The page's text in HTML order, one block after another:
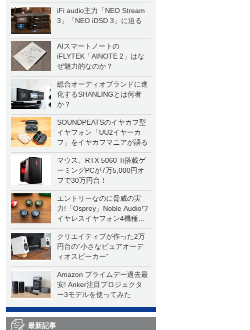
iFi audio主力「NEO Stream
3」「NEO iDSD 3」に迫る
AIスマートノートの
iFLYTEK「AINOTE 2」はな
ぜ魅力的なのか？
総合オーディオブランドに進
化するSHANLINGとは何者
か？
SOUNDPEATSのイヤカフ型
イヤフォン「UU2イヤーカ
フ」をイヤカフマニアが語る
マウス、RTX 5060 Ti搭載ゲ
ーミングPCが7万5,000円オ
フで30万円台！
エントリーなのに脅威の実
力!「Osprey」Noble Audioワ
イヤレスイヤフォン4機種を
一気に聴く
クリエイティブが作った2万
円台の“小さなピュアオーデ
ィオスピーカー”
Amazon プライムデー過去最
安! Anker注目プロジェクタ
ー3モデルを使ってみた
最新記事